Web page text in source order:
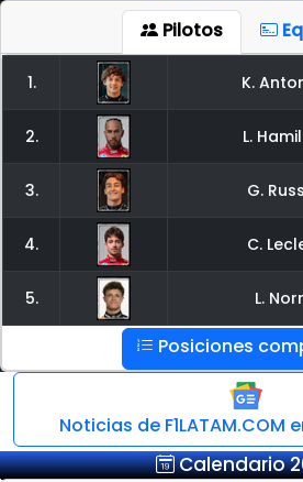
Pilotos
1. K.
2. L.
3. G.
4. C.
5. L.
Posiciones
Noticias de F1LATAM.COM
Calendario